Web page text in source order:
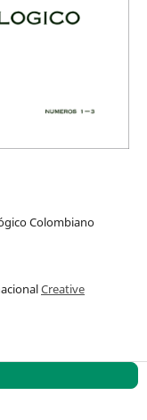
Colombiano
Creative